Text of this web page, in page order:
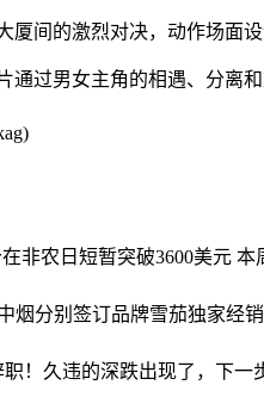
间的激烈对决，动作场面
过男女主角的相遇、分离
非农日短暂突破3600美元 本
烟分别签订品牌雪茄独家经
！ 久违的深跌出现了，下一